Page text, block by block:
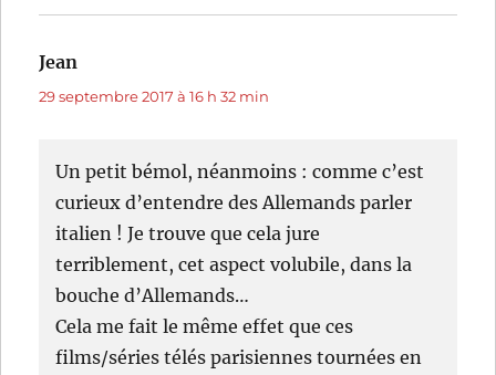
Jean
29 septembre 2017 à 16 h 32 min
Un petit bémol, néanmoins : comme c’est
curieux d’entendre des Allemands parler
italien ! Je trouve que cela jure
terriblement, cet aspect volubile, dans la
bouche d’Allemands…
Cela me fait le même effet que ces
films/séries télés parisiennes tournées en